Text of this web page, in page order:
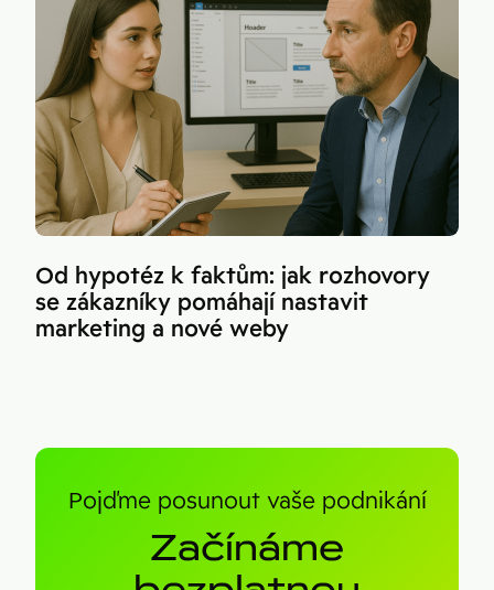
Od hypotéz k faktům: jak rozhovory
se zákazníky pomáhají nastavit
marketing a nové weby
Pojďme posunout vaše podnikání
Začínáme